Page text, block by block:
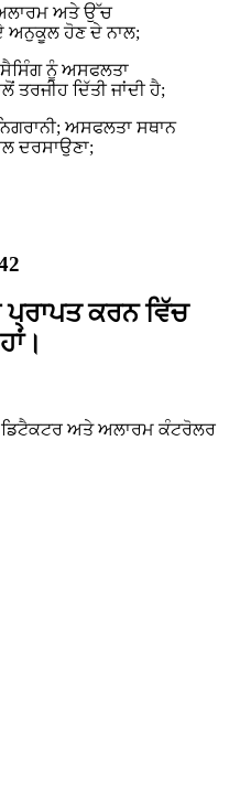
ਅਤੇ ਉੱਚ
ਅਨੁਕੂਲ ਹੋਣ ਦੇ ਨਾਲ;
ਨੂੰ ਅਸਫਲਤਾ
ਤਰਜੀਹ ਦਿੱਤੀ ਜਾਂਦੀ ਹੈ;
ਅਸਫਲਤਾ ਸਥਾਨ
ਦਰਸਾਉਣਾ;
ਕਰਨ ਵਿੱਚ
ਡਿਟੈਕਟਰ ਅਤੇ ਅਲਾਰਮ ਕੰਟਰੋਲਰ